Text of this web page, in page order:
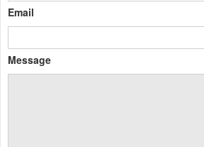
Email
Message